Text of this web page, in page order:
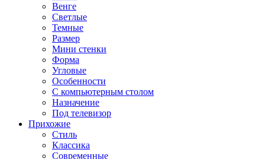
Венге
Светлые
Темные
Размер
Мини стенки
Форма
Угловые
Особенности
С компьютерным столом
Назначение
Под телевизор
Прихожие
Стиль
Классика
Современные